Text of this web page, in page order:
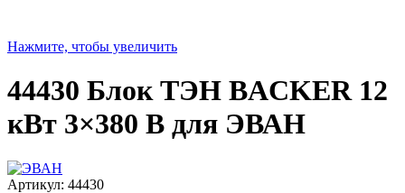
Нажмите, чтобы увеличить
44430 Блок ТЭН BACKER 12
кВт 3×380 В для ЭВАН
Артикул: 44430